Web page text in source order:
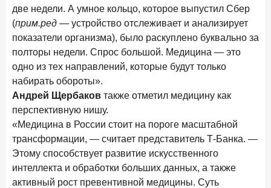
две недели. А умное кольцо, которое выпустил Сбер
(прим.ред — устройство отслеживает и анализирует
показатели организма), было раскуплено буквально за
полторы недели. Спрос большой. Медицина — это
одно из тех направлений, которые будут только
набирать обороты».
Андрей Щербаков также отметил медицину как
перспективную нишу.
«Медицина в России стоит на пороге масштабной
трансформации, — считает представитель Т-Банка. —
Этому способствует развитие искусственного
интеллекта и обработки больших данных, а также
активный рост превентивной медицины. Суть